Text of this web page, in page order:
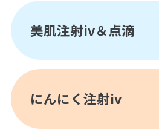
美肌注射iv＆点滴
にんにく注射iv